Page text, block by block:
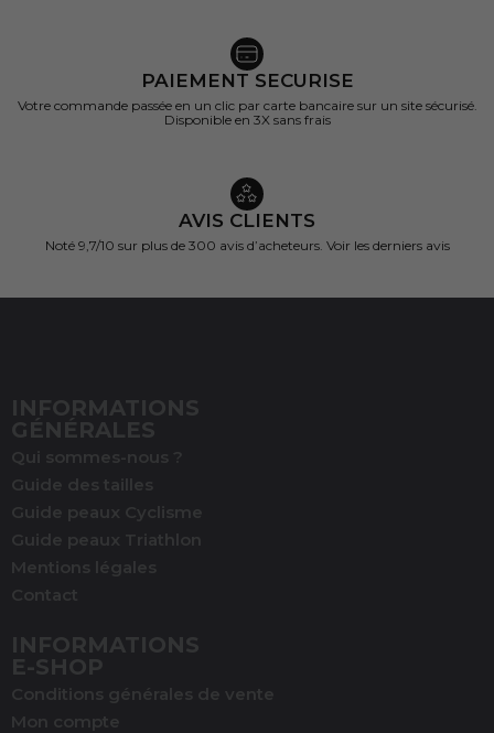
PAIEMENT SECURISE
Votre commande passée en un clic par carte bancaire sur un site sécurisé.
Disponible en 3X sans frais
AVIS CLIENTS
Noté 9,7/10 sur plus de 300 avis d’acheteurs. Voir les derniers avis
INFORMATIONS
GÉNÉRALES
Qui sommes-nous ?
Guide des tailles
Guide peaux Cyclisme
Guide peaux Triathlon
Mentions légales
Contact
INFORMATIONS
E-SHOP
Conditions générales de vente
Mon compte